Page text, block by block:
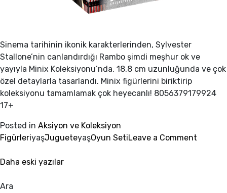
Sinema tarihinin ikonik karakterlerinden, Sylvester
Stallone’nin canlandırdığı Rambo şimdi meşhur ok ve
yayıyla Minix Koleksiyonu’nda. 18,8 cm uzunluğunda ve çok
özel detaylarla tasarlandı. Minix figürlerini biriktirip
koleksiyonu tamamlamak çok heyecanlı! 8056379179924
17+
Posted in Aksiyon ve Koleksiyon
FigürleriyaşJugueteyaşOyun SetiLeave a Comment
Yazı
gezinmesi
Daha eski yazılar
Ara